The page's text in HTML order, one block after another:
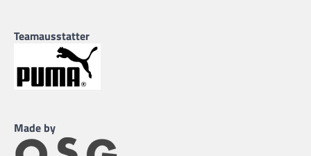
Teamausstatter
Made by